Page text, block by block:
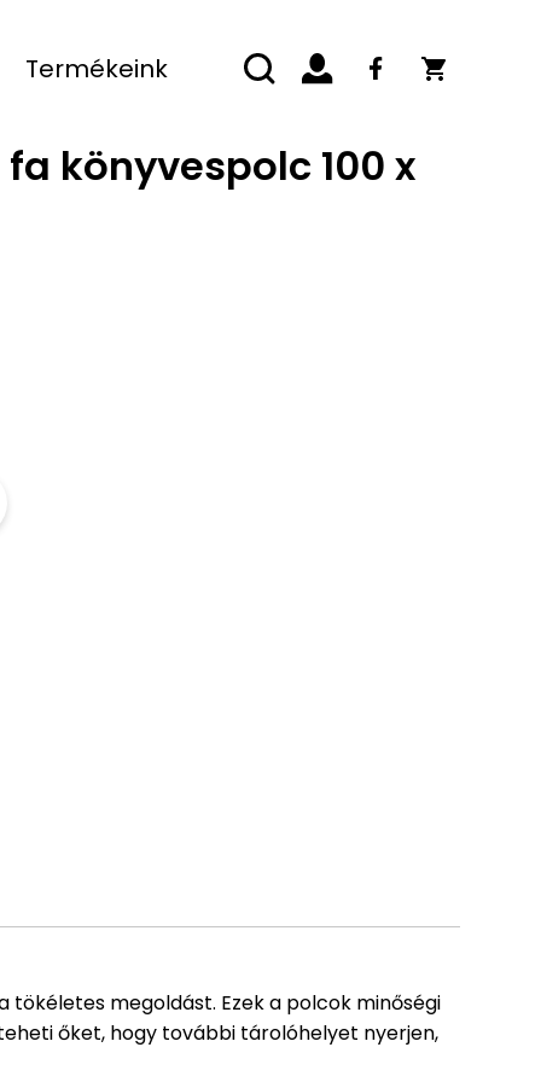
Termékeink
könyvespolc 100 x
tökéletes megoldást. Ezek a polcok minőségi
őket, hogy további tárolóhelyet nyerjen,